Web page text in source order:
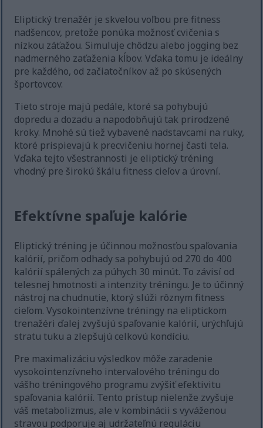
Eliptický trenažér je skvelou voľbou pre fitness
nadšencov, pretože ponúka možnosť cvičenia s
nízkou záťažou. Simuluje chôdzu alebo jogging bez
nadmerného zaťaženia kĺbov. Vďaka tomu je ideálny
pre každého, od začiatočníkov až po skúsených
športovcov.
Tieto stroje majú pedále, ktoré sa pohybujú
dopredu a dozadu a napodobňujú tak prirodzené
kroky. Mnohé sú tiež vybavené nadstavcami na ruky,
ktoré prispievajú k precvičeniu hornej časti tela.
Vďaka tejto všestrannosti je eliptický tréning
vhodný pre širokú škálu fitness cieľov a úrovní.
Efektívne spaľuje kalórie
Eliptický tréning je účinnou možnosťou spaľovania
kalórií, pričom odhady sa pohybujú od 270 do 400
kalórií spálených za púhych 30 minút. To závisí od
telesnej hmotnosti a intenzity tréningu. Je to účinný
nástroj na chudnutie, ktorý slúži rôznym fitness
cieľom. Vysokointenzívne tréningy na eliptickom
trenažéri ďalej zvyšujú spaľovanie kalórií, urýchľujú
stratu tuku a zlepšujú celkovú kondíciu.
Pre maximalizáciu výsledkov môže zaradenie
vysokointenzívneho intervalového tréningu do
vášho tréningového programu zvýšiť efektivitu
spaľovania kalórií. Tento prístup nielenže zvyšuje
váš metabolizmus, ale v kombinácii s vyváženou
stravou podporuje aj udržateľnú reguláciu